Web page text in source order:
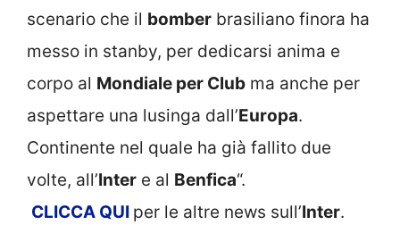
scenario che il bomber brasiliano finora ha
messo in stanby, per dedicarsi anima e
corpo al Mondiale per Club ma anche per
aspettare una lusinga dall’Europa.
Continente nel quale ha già fallito due
volte, all’Inter e al Benfica“.
CLICCA QUI per le altre news sull’Inter.